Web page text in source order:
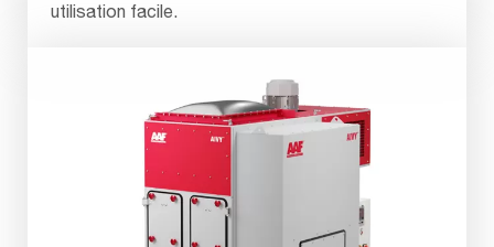
utilisation facile.